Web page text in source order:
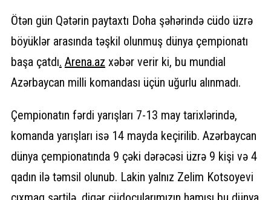
Ötən gün Qətərin paytaxtı Doha şəhərində cüdo üzrə
böyüklər arasında təşkil olunmuş dünya çempionatı
başa çatdı. Arena.az xəbər verir ki, bu mundial
Azərbaycan milli komandası üçün uğurlu alınmadı.
Çempionatın fərdi yarışları 7-13 may tarixlərində,
komanda yarışları isə 14 mayda keçirilib. Azərbaycan
dünya çempionatında 9 çəki dərəcəsi üzrə 9 kişi və 4
qadın ilə təmsil olunub. Lakin yalnız Zelim Kotsoyevi